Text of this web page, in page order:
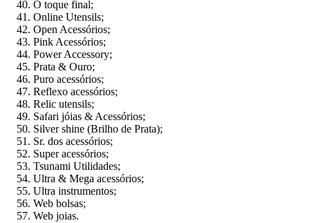
O toque final;
Online Utensils;
Open Acessórios;
Pink Acessórios;
Power Accessory;
Prata & Ouro;
Puro acessórios;
Reflexo acessórios;
Relic utensils;
Safari jóias & Acessórios;
Silver shine (Brilho de Prata);
Sr. dos acessórios;
Super acessórios;
Tsunami Utilidades;
Ultra & Mega acessórios;
Ultra instrumentos;
Web bolsas;
Web joias.